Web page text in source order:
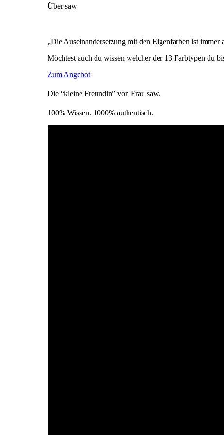
Über saw
„Die Auseinandersetzung mit den Eigenfarben ist
Möchtest auch du wissen welcher der 13 Farbtypen du
Zum Angebot
Die “kleine Freundin” von Frau saw.
100% Wissen. 1000% authentisch.